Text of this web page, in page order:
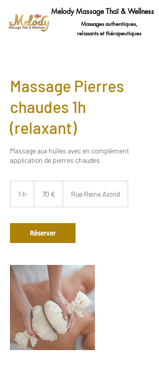
Melody Massage Thaï & Wellness
Massages authentiques,
relaxants et thérapeutiques
Massage Pierres
chaudes 1h
(relaxant)
Massage aux huiles avec en complément
application de pierres chaudes
1 h 70 € Rue Reine Astrid
Réserver